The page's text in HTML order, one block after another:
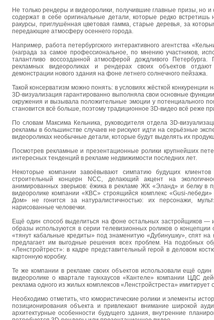
Не только рендеры и видеоролики, получившие главные призы, но
содержат в себе оригинальные детали, которые редко
ракурсы, приглушённая цветовая гамма, старые деревья, за
передающие атмосферу осеннего города.
Например, работа петербургского интерактивного агентства
(награда за самое профессиональное, по мнению участников,
талантливо воссозданной атмосферой дождливого
рекламных видеороликах и рендерах своих объектов
демонстрации нового здания на фоне летнего солнечного пейзажа.
Такой консерватизм можно понять: в условиях жёсткой
3D-визуализация гарантированно выполняла свои основные
окружения и вызывала положительные эмоции у потенциального
становится всё больше, поэтому традиционное 3D-видео всё реже
По словам Максима Кельника, руководителя отдела 3D-
рекламы в большинстве случаев не рискуют идти на серьёзные
видеороликах необычные детали, которые будут выделять их
Посмотрев рекламные и презентационные ролики крупнейших
интересных тенденций в рекламе недвижимости последних лет.
Некоторые компании завоёвывают симпатию будущих
строительный концерн NCC, делающий акцент на
анимированных зверьков: ёжика в рекламе ЖК «Эланд» и белку в
видеоролике компании «КВС» строящийся комплекс «Gusi-
Дом» не гонится за натуралистичностью: их персонажи,
нарисованные человечки.
Ещё один способ выделиться на фоне остальных застройщиков
образы используются в серии телевизионных роликов о
«тянут кабальные кредиты» под знаменитую «Дубинушку», спят
предлагает им выгодные решения всех проблем. На подобных
«Ленстройтрест»: в кадре представительный герой в деловом
картонную коробку.
Те же компании в рекламе своих объектов использовали ещё
видеоролике о квартале таунхаусов «Кантеле» компании ЦДС
реклама одного из жилых комплексов «Ленстройстреста» имитирует
Необходимо отметить, что юмористические ролики и элементы
позиционирования объекта и привлекают внимание широкой
архитектурные особенности будущего здания, внутренние